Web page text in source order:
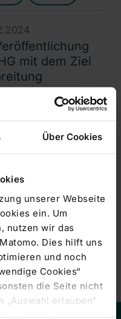
Über Cookies
unserer Webseite
ein. Um
nutzen wir das
Dies hilft uns
und noch
Cookies“
die Seite nicht
„Auswahl erlauben“
mit dem Ziel
KLINIKUM AG:
1 WpHG mit dem Ziel
mit dem Ziel
KLINIKUM AG:
1 WpHG mit dem Ziel